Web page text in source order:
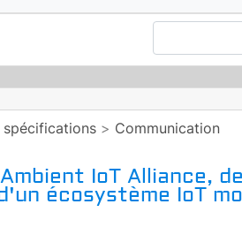
spécifications > Communication
IoT Alliance,
écosystème IoT